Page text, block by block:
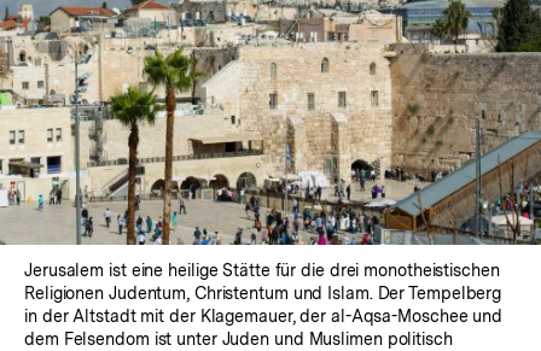
Jerusalem ist eine heilige Stätte für die drei monotheistischen
Religionen Judentum, Christentum und Islam. Der Tempelberg
in der Altstadt mit der Klagemauer, der al-Aqsa-Moschee und
dem Felsendom ist unter Juden und Muslimen politisch